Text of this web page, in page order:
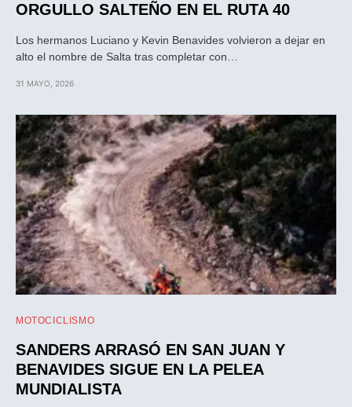
ORGULLO SALTEÑO EN EL RUTA 40
Los hermanos Luciano y Kevin Benavides volvieron a dejar en
alto el nombre de Salta tras completar con…
31 MAYO, 2026
MOTOCICLISMO
SANDERS ARRASÓ EN SAN JUAN Y
BENAVIDES SIGUE EN LA PELEA
MUNDIALISTA